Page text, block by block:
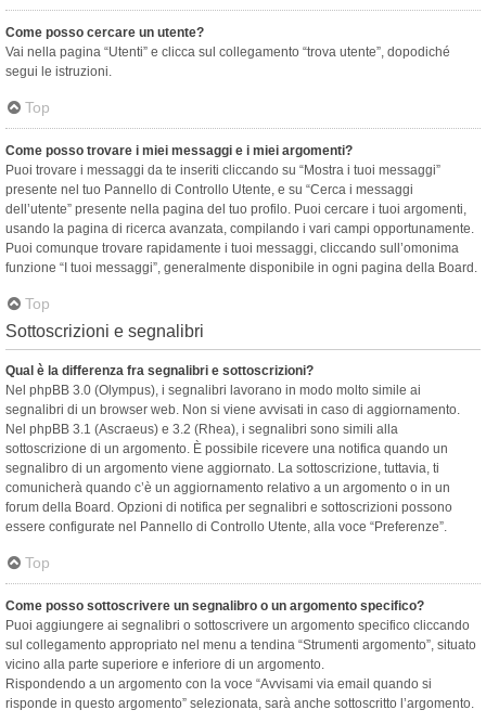
Come posso cercare un utente?
Vai nella pagina “Utenti” e clicca sul collegamento “trova utente”, dopodiché
segui le istruzioni.
Top
Come posso trovare i miei messaggi e i miei argomenti?
Puoi trovare i messaggi da te inseriti cliccando su “Mostra i tuoi messaggi”
presente nel tuo Pannello di Controllo Utente, e su “Cerca i messaggi
dell’utente” presente nella pagina del tuo profilo. Puoi cercare i tuoi argomenti,
usando la pagina di ricerca avanzata, compilando i vari campi opportunamente.
Puoi comunque trovare rapidamente i tuoi messaggi, cliccando sull’omonima
funzione “I tuoi messaggi”, generalmente disponibile in ogni pagina della Board.
Top
Sottoscrizioni e segnalibri
Qual è la differenza fra segnalibri e sottoscrizioni?
Nel phpBB 3.0 (Olympus), i segnalibri lavorano in modo molto simile ai
segnalibri di un browser web. Non si viene avvisati in caso di aggiornamento.
Nel phpBB 3.1 (Ascraeus) e 3.2 (Rhea), i segnalibri sono simili alla
sottoscrizione di un argomento. È possibile ricevere una notifica quando un
segnalibro di un argomento viene aggiornato. La sottoscrizione, tuttavia, ti
comunicherà quando c’è un aggiornamento relativo a un argomento o in un
forum della Board. Opzioni di notifica per segnalibri e sottoscrizioni possono
essere configurate nel Pannello di Controllo Utente, alla voce “Preferenze”.
Top
Come posso sottoscrivere un segnalibro o un argomento specifico?
Puoi aggiungere ai segnalibri o sottoscrivere un argomento specifico cliccando
sul collegamento appropriato nel menu a tendina “Strumenti argomento”, situato
vicino alla parte superiore e inferiore di un argomento.
Rispondendo a un argomento con la voce “Avvisami via email quando si
risponde in questo argomento” selezionata, sarà anche sottoscritto l’argomento.